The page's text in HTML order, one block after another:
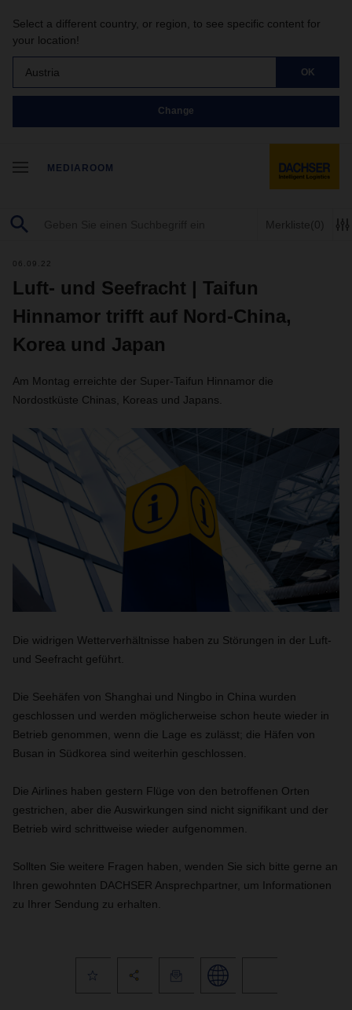
Select a different country, or region, to see specific content for
your location!
Austria OK
Change
MEDIAROOM
Merkliste(0)
06.09.22
Luft- und Seefracht | Taifun
Hinnamor trifft auf Nord-China,
Korea und Japan
Am Montag erreichte der Super-Taifun Hinnamor die
Nordostküste Chinas, Koreas und Japans.
Die widrigen Wetterverhältnisse haben zu Störungen in der Luft-
und Seefracht geführt.
Die Seehäfen von Shanghai und Ningbo in China wurden
geschlossen und werden möglicherweise schon heute wieder in
Betrieb genommen, wenn die Lage es zulässt; die Häfen von
Busan in Südkorea sind weiterhin geschlossen.
Die Airlines haben gestern Flüge von den betroffenen Orten
gestrichen, aber die Auswirkungen sind nicht signifikant und der
Betrieb wird schrittweise wieder aufgenommen.
Sollten Sie weitere Fragen haben, wenden Sie sich bitte gerne an
Ihren gewohnten DACHSER Ansprechpartner, um Informationen
zu Ihrer Sendung zu erhalten.